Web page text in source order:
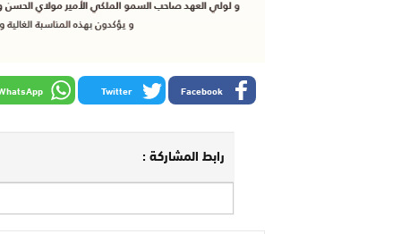
Facebook
Twitter
رابط المشاركة :